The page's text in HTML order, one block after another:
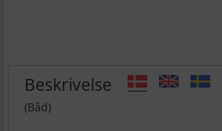
Beskrivelse
(Båd)